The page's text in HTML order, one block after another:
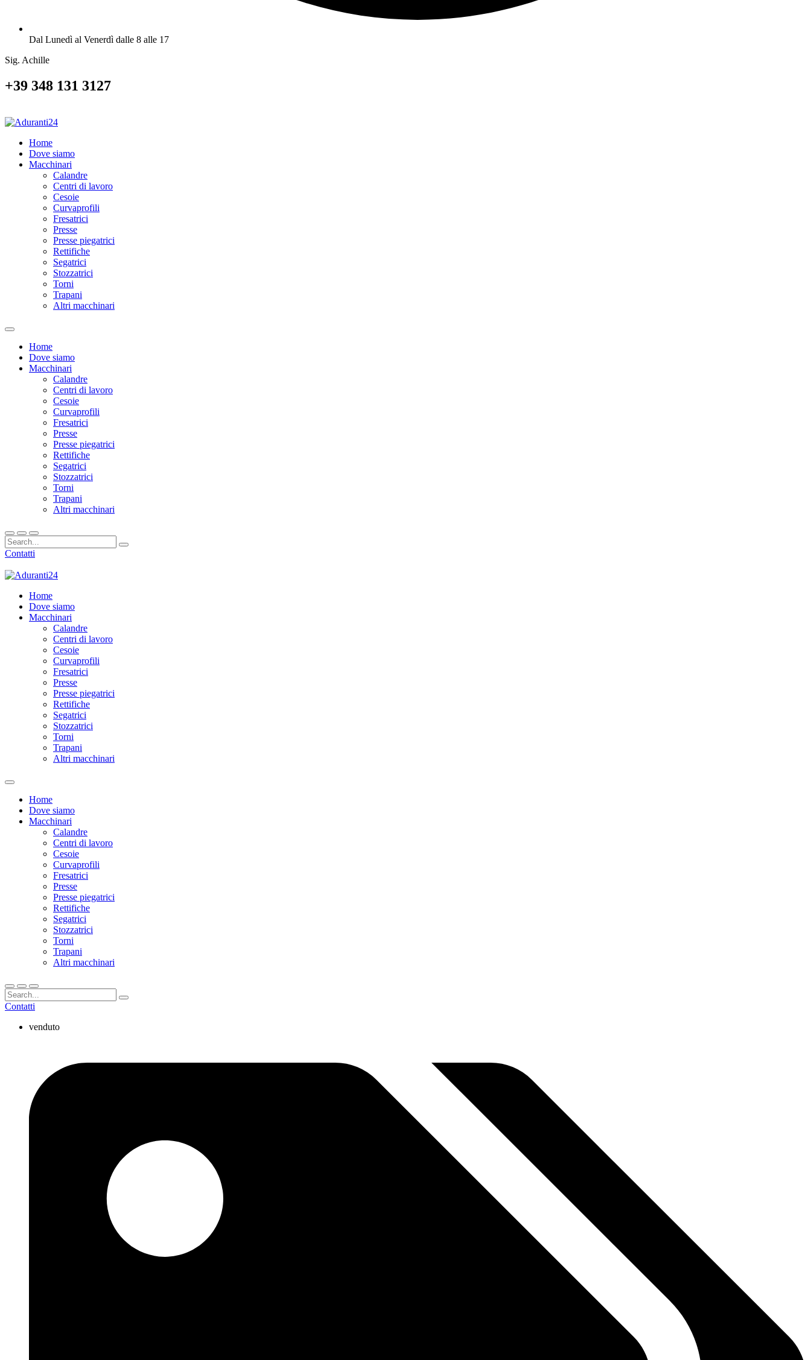
Dal Lunedì al Venerdì dalle 8 alle 17
Sig. Achille
+39 348 131 3127
Home
Dove siamo
Macchinari
Calandre
Centri di lavoro
Cesoie
Curvaprofili
Fresatrici
Presse
Presse piegatrici
Rettifiche
Segatrici
Stozzatrici
Torni
Trapani
Altri macchinari
Home
Dove siamo
Macchinari
Calandre
Centri di lavoro
Cesoie
Curvaprofili
Fresatrici
Presse
Presse piegatrici
Rettifiche
Segatrici
Stozzatrici
Torni
Trapani
Altri macchinari
Contatti
Home
Dove siamo
Macchinari
Calandre
Centri di lavoro
Cesoie
Curvaprofili
Fresatrici
Presse
Presse piegatrici
Rettifiche
Segatrici
Stozzatrici
Torni
Trapani
Altri macchinari
Home
Dove siamo
Macchinari
Calandre
Centri di lavoro
Cesoie
Curvaprofili
Fresatrici
Presse
Presse piegatrici
Rettifiche
Segatrici
Stozzatrici
Torni
Trapani
Altri macchinari
Contatti
venduto